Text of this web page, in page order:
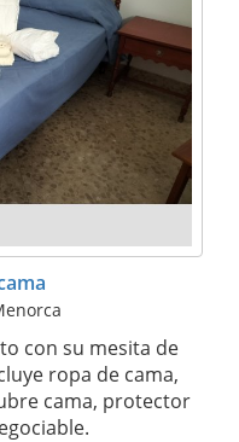
con su mesita de
ropa de cama,
cama, protector